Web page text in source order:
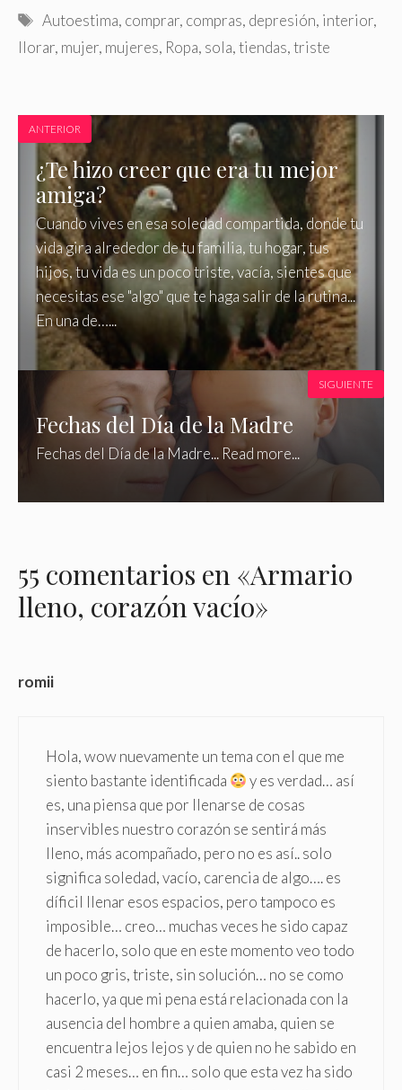
Etiquetas
Autoestima, comprar, compras, depresión, interior,
llorar, mujer, mujeres, Ropa, sola,tiendas,triste
ANTERIOR
¿Te hizo creer que era tu mejor
amiga?
Cuando vives en esa soledad compartida, donde tu
vida gira alrededor de tu familia, tu hogar, tus
hijos, tu vida es un poco triste, vacía, sientes que
necesitas ese "algo" que te haga salir de la rutina...
En una de…...
Fechas del Día de la Madre
Fechas del Día de la Madre... Read more...
SIGUIENTE
55 comentarios en «Armario
lleno, corazón vacío»
romii
Hola, wow nuevamente un tema con el que me
siento bastante identificada
y es verdad… así
es, una piensa que por llenarse de cosas
inservibles nuestro corazón se sentirá más
lleno, más acompañado, pero no es así.. solo
significa soledad, vacío, carencia de algo…. es
díficil llenar esos espacios, pero tampoco es
imposible… creo… muchas veces he sido capaz
de hacerlo, solo que en este momento veo todo
un poco gris, triste, sin solución… no se como
hacerlo, ya que mi pena está relacionada con la
ausencia del hombre a quien amaba, quien se
encuentra lejos lejos y de quien no he sabido en
casi 2 meses… en fin… solo que esta vez ha sido